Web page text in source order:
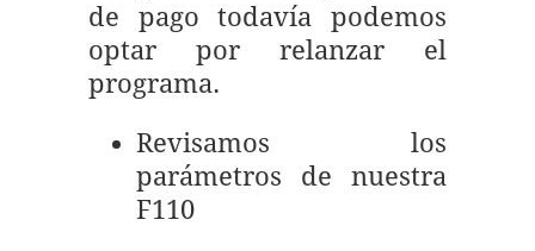
de pago todavía podemos
optar por relanzar el
programa.
Revisamos los
parámetros de nuestra
F110